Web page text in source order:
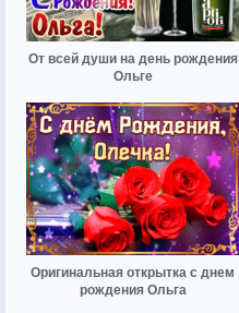
От всей души на день рождения
Ольге
Оригинальная открытка с днем
рождения Ольга